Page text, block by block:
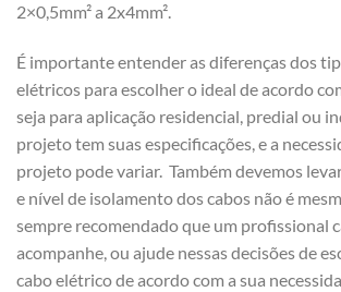
2×0,5mm² a 2x4mm².
É importante entender as diferenças dos
elétricos para escolher o ideal de acordo
seja para aplicação residencial, predial ou
projeto tem suas especificações, e a
projeto pode variar. Também devemos
e nível de isolamento dos cabos não é
sempre recomendado que um profissional
acompanhe, ou ajude nessas decisões de
cabo elétrico de acordo com a sua